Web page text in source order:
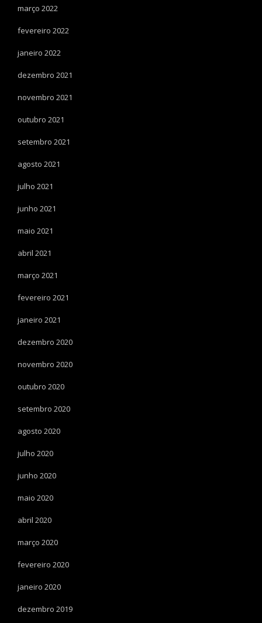
março 2022
fevereiro 2022
janeiro 2022
dezembro 2021
novembro 2021
outubro 2021
setembro 2021
agosto 2021
julho 2021
junho 2021
maio 2021
abril 2021
março 2021
fevereiro 2021
janeiro 2021
dezembro 2020
novembro 2020
outubro 2020
setembro 2020
agosto 2020
julho 2020
junho 2020
maio 2020
abril 2020
março 2020
fevereiro 2020
janeiro 2020
dezembro 2019